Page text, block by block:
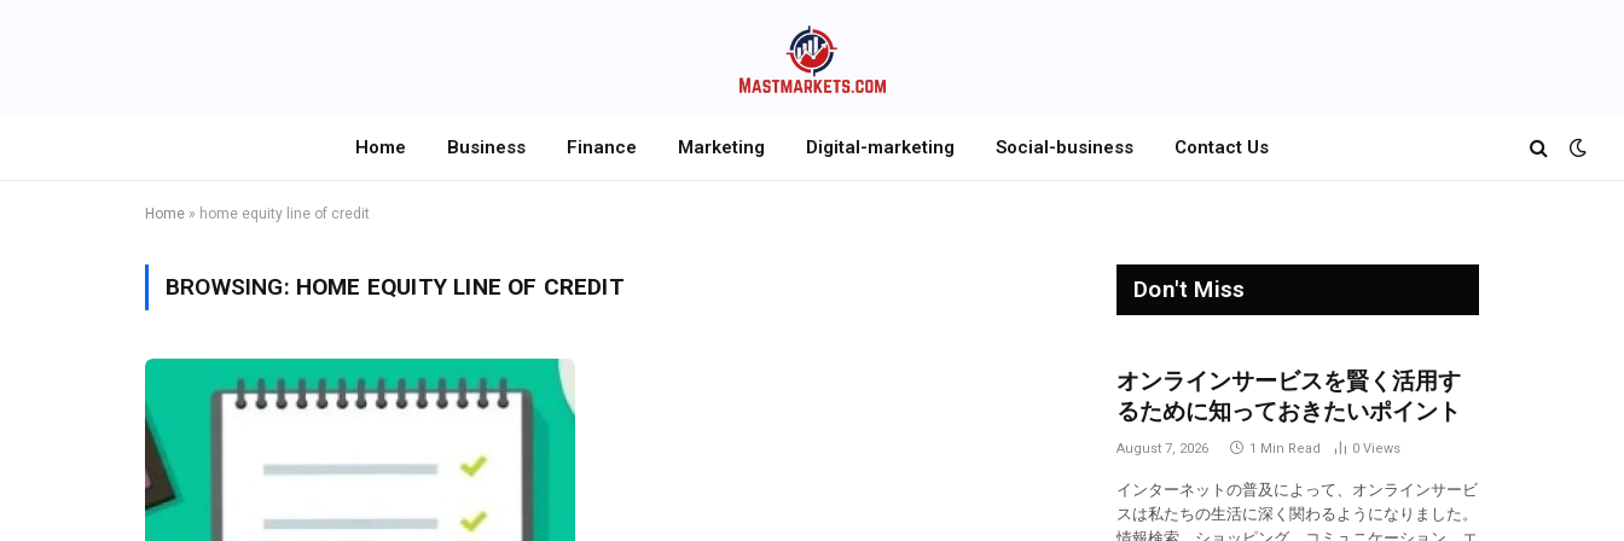
Home Business Finance Marketing Digital-marketing Social-business Contact Us
Home » home equity line of credit
BROWSING: HOME EQUITY LINE OF CREDIT Don't Miss
オンラインサービスを賢く活用す
るために知っておきたいポイント
August 7, 2026 1 Min Read 0 Views
インターネットの普及によって、オンラインサービ
スは私たちの生活に深く関わるようになりました。